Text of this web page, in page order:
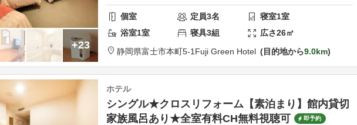
+23
個室 定員3名 寝室1室
浴室1室 寝具3組 広さ26㎡
静岡県富士市本町5-1 Fuji Green Hotel 目的地から9.0km
ホテル
シングル★クロスリフォーム【素泊まり】館内貸切
家族風呂あり★全室有料CH無料視聴可
即予約